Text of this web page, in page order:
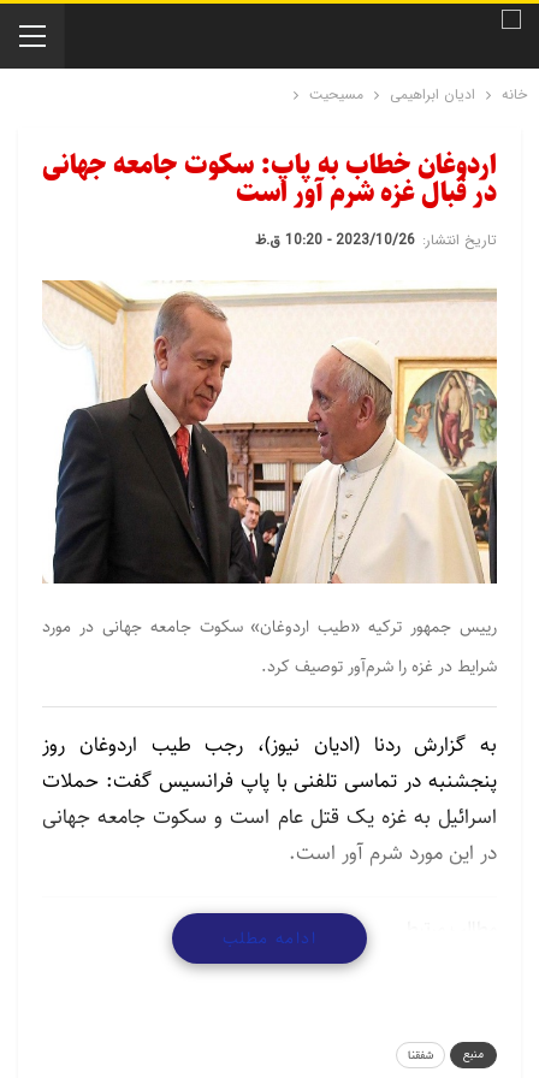
خانه ادیان ابراهیمی مسیحیت
اردوغان خطاب به پاپ: سکوت جامعه جهانی
در قبال غزه شرم آور است
تاریخ انتشار: 2023/10/26 - 10:20 ق.ظ
رییس جمهور ترکیه «طیب اردوغان» سکوت جامعه جهانی در مورد
شرایط در غزه را شرم‌آور توصیف کرد.
به گزارش ردنا (ادیان نیوز)، رجب طیب اردوغان روز
پنجشنبه در تماسی تلفنی با پاپ فرانسیس گفت: حملات
اسرائیل به غزه یک قتل عام است و سکوت جامعه جهانی
در این مورد شرم آور است.
ادامه مطلب
منبع
شفقنا